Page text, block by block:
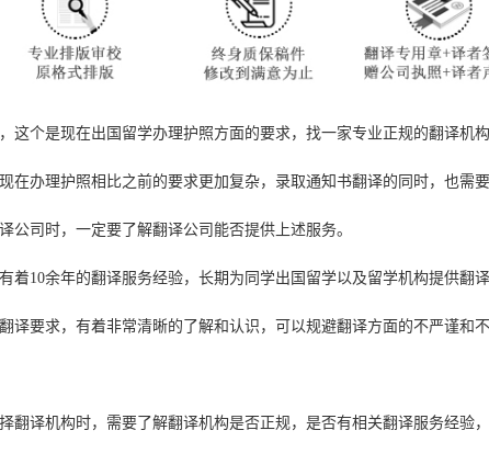
这个是现在出国留学办理护照方面的要求，找一家专业正规的翻译机
在办理护照相比之前的要求更加复杂，录取通知书翻译的同时，也需
公司时，一定要了解翻译公司能否提供上述服务。
着10余年的翻译服务经验，长期为同学出国留学以及留学机构提供翻
译要求，有着非常清晰的了解和认识，可以规避翻译方面的不严谨和
翻译机构时，需要了解翻译机构是否正规，是否有相关翻译服务经验